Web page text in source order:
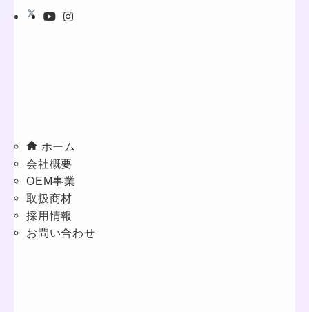
ホーム
会社概要
OEM事業
取扱商材
採用情報
お問い合わせ